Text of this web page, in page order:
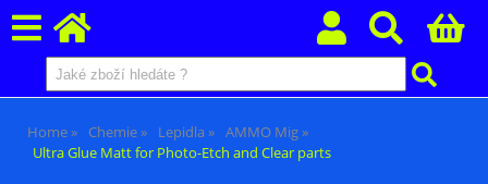
Home Chemie Lepidla
AMMO Mig
Ultra Glue Matt for Photo-Etch and Clear parts